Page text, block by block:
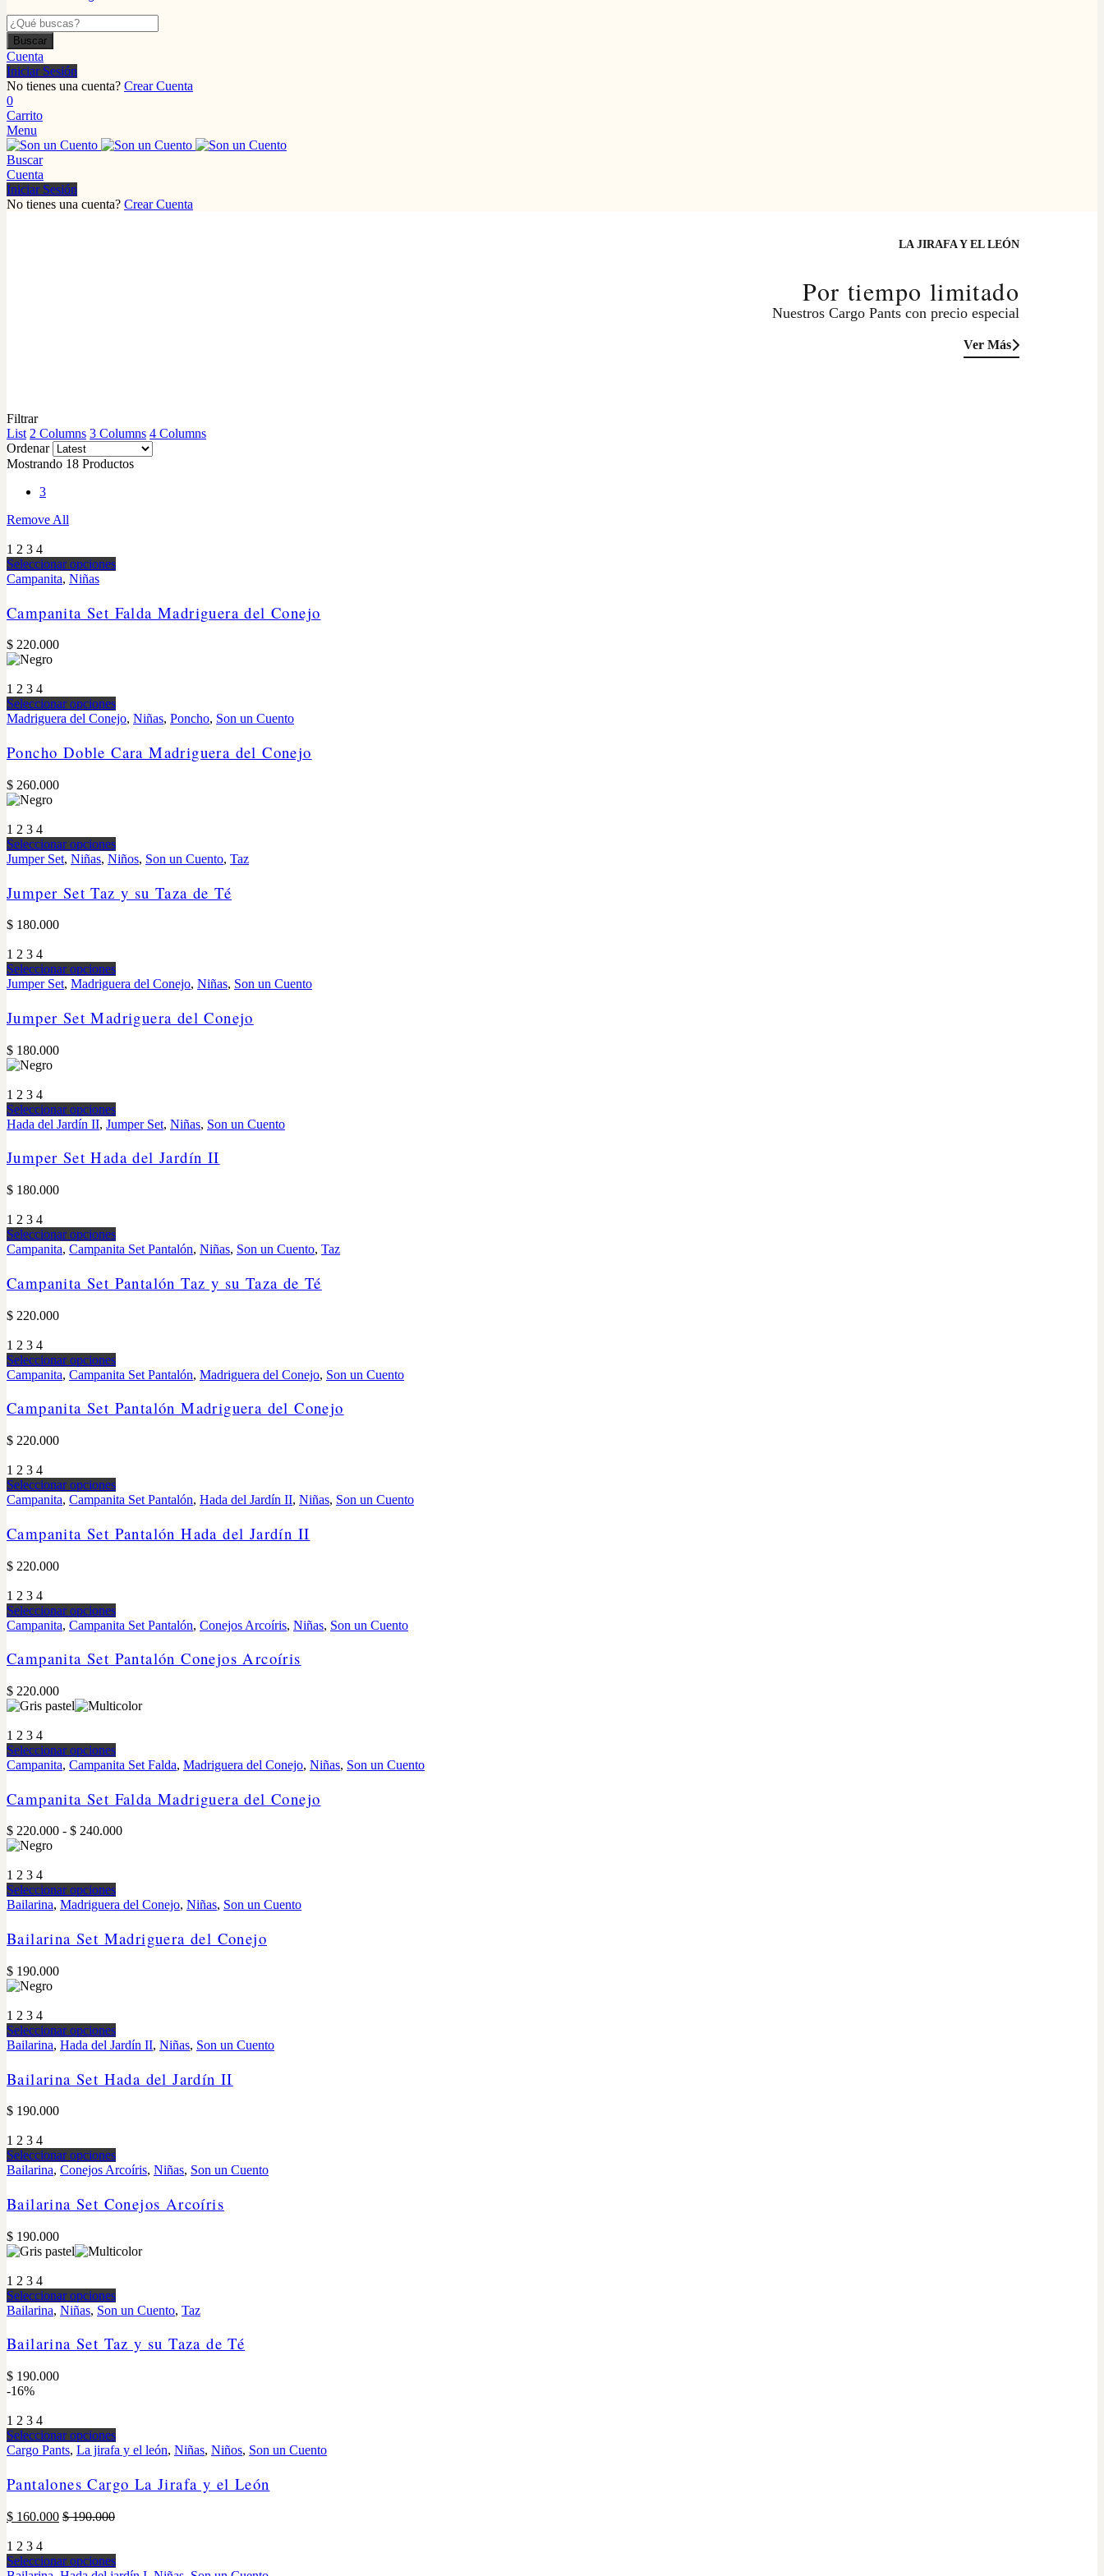
Buscar
Cuenta
Iniciar Sesión
No tienes una cuenta? Crear Cuenta
0
Carrito
Menu
Buscar
Cuenta
Iniciar Sesión
No tienes una cuenta? Crear Cuenta
LA JIRAFA Y EL LEÓN
Por tiempo limitado
Nuestros Cargo Pants con precio especial
Ver Más
Filtrar
List 2 Columns 3 Columns 4 Columns
Ordenar
Mostrando 18 Productos
3
Remove All
1 2 3 4
Seleccionar opciones
Campanita, Niñas
Campanita Set Falda Madriguera del Conejo
$ 220.000
1 2 3 4
Seleccionar opciones
Madriguera del Conejo, Niñas, Poncho, Son un Cuento
Poncho Doble Cara Madriguera del Conejo
$ 260.000
1 2 3 4
Seleccionar opciones
Jumper Set, Niñas, Niños, Son un Cuento, Taz
Jumper Set Taz y su Taza de Té
$ 180.000
1 2 3 4
Seleccionar opciones
Jumper Set, Madriguera del Conejo, Niñas, Son un Cuento
Jumper Set Madriguera del Conejo
$ 180.000
1 2 3 4
Seleccionar opciones
Hada del Jardín II, Jumper Set, Niñas, Son un Cuento
Jumper Set Hada del Jardín II
$ 180.000
1 2 3 4
Seleccionar opciones
Campanita, Campanita Set Pantalón, Niñas, Son un Cuento, Taz
Campanita Set Pantalón Taz y su Taza de Té
$ 220.000
1 2 3 4
Seleccionar opciones
Campanita, Campanita Set Pantalón, Madriguera del Conejo, Son un Cuento
Campanita Set Pantalón Madriguera del Conejo
$ 220.000
1 2 3 4
Seleccionar opciones
Campanita, Campanita Set Pantalón, Hada del Jardín II, Niñas, Son un Cuento
Campanita Set Pantalón Hada del Jardín II
$ 220.000
1 2 3 4
Seleccionar opciones
Campanita, Campanita Set Pantalón, Conejos Arcoíris, Niñas, Son un Cuento
Campanita Set Pantalón Conejos Arcoíris
$ 220.000
1 2 3 4
Seleccionar opciones
Campanita, Campanita Set Falda, Madriguera del Conejo, Niñas, Son un Cuento
Campanita Set Falda Madriguera del Conejo
$ 220.000 - $ 240.000
1 2 3 4
Seleccionar opciones
Bailarina, Madriguera del Conejo, Niñas, Son un Cuento
Bailarina Set Madriguera del Conejo
$ 190.000
1 2 3 4
Seleccionar opciones
Bailarina, Hada del Jardín II, Niñas, Son un Cuento
Bailarina Set Hada del Jardín II
$ 190.000
1 2 3 4
Seleccionar opciones
Bailarina, Conejos Arcoíris, Niñas, Son un Cuento
Bailarina Set Conejos Arcoíris
$ 190.000
1 2 3 4
Seleccionar opciones
Bailarina, Niñas, Son un Cuento, Taz
Bailarina Set Taz y su Taza de Té
$ 190.000
-16%
1 2 3 4
Seleccionar opciones
Cargo Pants, La jirafa y el león, Niñas, Niños, Son un Cuento
Pantalones Cargo La Jirafa y el León
$ 160.000 $190.000
1 2 3 4
Seleccionar opciones